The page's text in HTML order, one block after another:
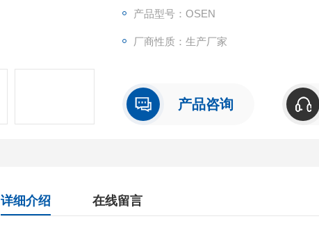
产品型号：OSEN
厂商性质：生产厂家
产品咨询
详细介绍 在线留言